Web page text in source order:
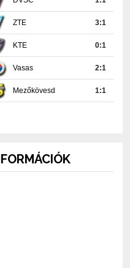
KTE 0:1
Vasas 2:1
Mezőkövesd 1:1